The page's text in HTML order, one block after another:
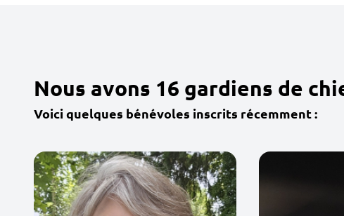
Nous avons 16 gardiens de
Voici quelques bénévoles inscrits récemment :